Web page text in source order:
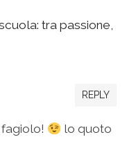
tra passione,
REPLY
lo quoto